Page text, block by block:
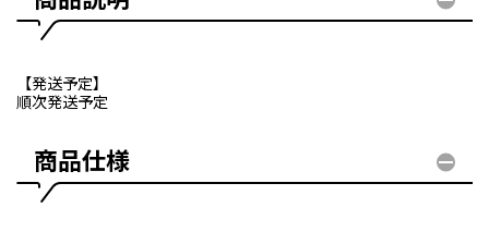
【発送予定】
順次発送予定
商品仕様